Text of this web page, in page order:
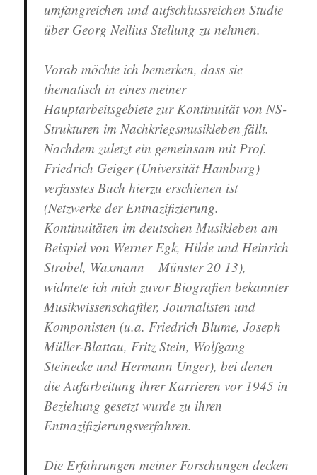
umfangreichen und aufschlussreichen Studie
über Georg Nellius Stellung zu nehmen.
Vorab möchte ich bemerken, dass sie
thematisch in eines meiner
Hauptarbeitsgebiete zur Kontinuität von NS-
Strukturen im Nachkriegsmusikleben fällt.
Nachdem zuletzt ein gemeinsam mit Prof.
Friedrich Geiger (Universität Hamburg)
verfasstes Buch hierzu erschienen ist
(Netzwerke der Entnazifizierung.
Kontinuitäten im deutschen Musikleben am
Beispiel von Werner Egk, Hilde und Heinrich
Strobel, Waxmann – Münster 20 13),
widmete ich mich zuvor Biografien bekannter
Musikwissenschaftler, Journalisten und
Komponisten (u.a. Friedrich Blume, Joseph
Müller-Blattau, Fritz Stein, Wolfgang
Steinecke und Hermann Unger), bei denen
die Aufarbeitung ihrer Karrieren vor 1945 in
Beziehung gesetzt wurde zu ihren
Entnazifizierungsverfahren.
Die Erfahrungen meiner Forschungen decken